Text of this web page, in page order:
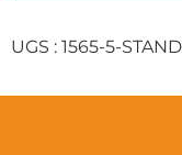
UGS : 1565-5-